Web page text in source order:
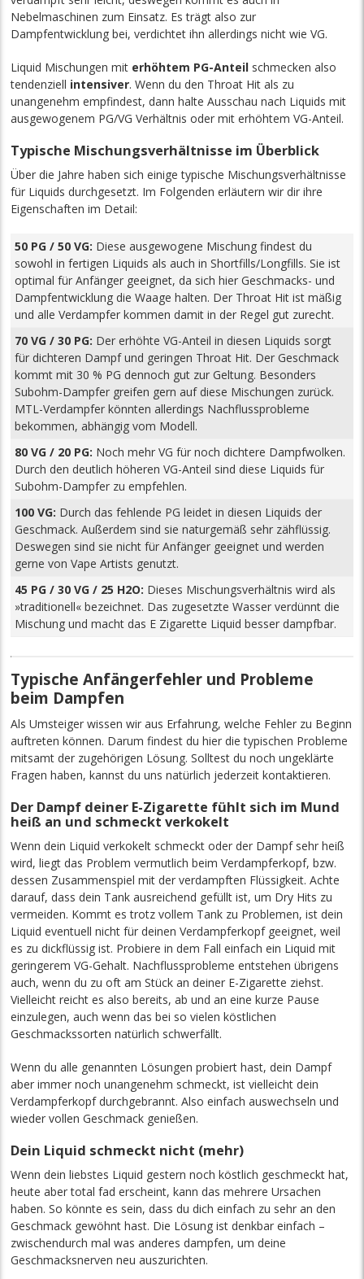
Nebelmaschinen zum Einsatz. Es trägt also zur
Dampfentwicklung bei, verdichtet ihn allerdings nicht wie VG.
Liquid Mischungen mit erhöhtem PG-Anteil schmecken also
tendenziell intensiver. Wenn du den Throat Hit als zu
unangenehm empfindest, dann halte Ausschau nach Liquids mit
ausgewogenem PG/VG Verhältnis oder mit erhöhtem VG-Anteil.
Typische Mischungsverhältnisse im Überblick
Über die Jahre haben sich einige typische Mischungsverhältnisse
für Liquids durchgesetzt. Im Folgenden erläutern wir dir ihre
Eigenschaften im Detail:
50 PG / 50 VG: Diese ausgewogene Mischung findest du
sowohl in fertigen Liquids als auch in Shortfills/Longfills. Sie ist
optimal für Anfänger geeignet, da sich hier Geschmacks- und
Dampfentwicklung die Waage halten. Der Throat Hit ist mäßig
und alle Verdampfer kommen damit in der Regel gut zurecht.
70 VG / 30 PG: Der erhöhte VG-Anteil in diesen Liquids sorgt
für dichteren Dampf und geringen Throat Hit. Der Geschmack
kommt mit 30 % PG dennoch gut zur Geltung. Besonders
Subohm-Dampfer greifen gern auf diese Mischungen zurück.
MTL-Verdampfer könnten allerdings Nachflussprobleme
bekommen, abhängig vom Modell.
80 VG / 20 PG: Noch mehr VG für noch dichtere Dampfwolken.
Durch den deutlich höheren VG-Anteil sind diese Liquids für
Subohm-Dampfer zu empfehlen.
100 VG: Durch das fehlende PG leidet in diesen Liquids der
Geschmack. Außerdem sind sie naturgemäß sehr zähflüssig.
Deswegen sind sie nicht für Anfänger geeignet und werden
gerne von Vape Artists genutzt.
45 PG / 30 VG / 25 H2O: Dieses Mischungsverhältnis wird als
»traditionell« bezeichnet. Das zugesetzte Wasser verdünnt die
Mischung und macht das E Zigarette Liquid besser dampfbar.
Typische Anfängerfehler und Probleme
beim Dampfen
Als Umsteiger wissen wir aus Erfahrung, welche Fehler zu Beginn
auftreten können. Darum findest du hier die typischen Probleme
mitsamt der zugehörigen Lösung. Solltest du noch ungeklärte
Fragen haben, kannst du uns natürlich jederzeit kontaktieren.
Der Dampf deiner E-Zigarette fühlt sich im Mund
heiß an und schmeckt verkokelt
Wenn dein Liquid verkokelt schmeckt oder der Dampf sehr heiß
wird, liegt das Problem vermutlich beim Verdampferkopf, bzw.
dessen Zusammenspiel mit der verdampften Flüssigkeit. Achte
darauf, dass dein Tank ausreichend gefüllt ist, um Dry Hits zu
vermeiden. Kommt es trotz vollem Tank zu Problemen, ist dein
Liquid eventuell nicht für deinen Verdampferkopf geeignet, weil
es zu dickflüssig ist. Probiere in dem Fall einfach ein Liquid mit
geringerem VG-Gehalt. Nachflussprobleme entstehen übrigens
auch, wenn du zu oft am Stück an deiner E-Zigarette ziehst.
Vielleicht reicht es also bereits, ab und an eine kurze Pause
einzulegen, auch wenn das bei so vielen köstlichen
Geschmackssorten natürlich schwerfällt.
Wenn du alle genannten Lösungen probiert hast, dein Dampf
aber immer noch unangenehm schmeckt, ist vielleicht dein
Verdampferkopf durchgebrannt. Also einfach auswechseln und
wieder vollen Geschmack genießen.
Dein Liquid schmeckt nicht (mehr)
Wenn dein liebstes Liquid gestern noch köstlich geschmeckt hat,
heute aber total fad erscheint, kann das mehrere Ursachen
haben. So könnte es sein, dass du dich einfach zu sehr an den
Geschmack gewöhnt hast. Die Lösung ist denkbar einfach –
zwischendurch mal was anderes dampfen, um deine
Geschmacksnerven neu auszurichten.